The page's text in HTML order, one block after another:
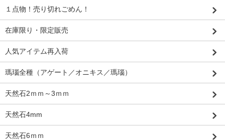
１点物！売り切れごめん！
在庫限り・限定販売
人気アイテム再入荷
瑪瑙全種（アゲート／オニキス／瑪瑙）
天然石2ｍｍ～3ｍｍ
天然石4mm
天然石6ｍｍ